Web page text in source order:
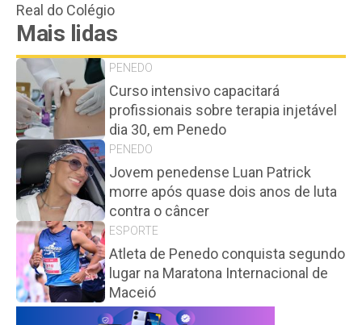
Real do Colégio
Mais lidas
PENEDO
Curso intensivo capacitará
profissionais sobre terapia injetável
dia 30, em Penedo
PENEDO
Jovem penedense Luan Patrick
morre após quase dois anos de luta
contra o câncer
ESPORTE
Atleta de Penedo conquista segundo
lugar na Maratona Internacional de
Maceió